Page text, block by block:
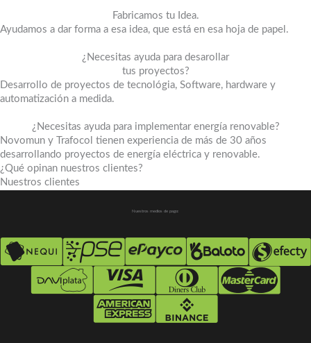
Fabricamos tu Idea.
Ayudamos a dar forma a esa idea, que está en esa hoja de papel.
¿Necesitas ayuda para desarollar
tus proyectos?
Desarrollo de proyectos de tecnológia, Software, hardware y
automatización a medida.
¿Necesitas ayuda para implementar energía renovable?
Novomun y Trafocol tienen experiencia de más de 30 años
desarrollando proyectos de energía eléctrica y renovable.
¿Qué opinan nuestros clientes?
Nuestros clientes
Nuestros medios de pago: